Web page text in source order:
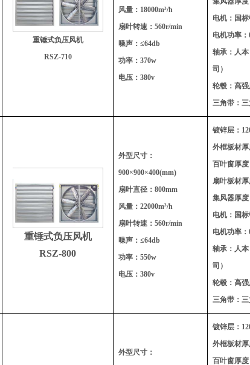
重锤式负压风机
RSZ-710
风量：18000m³/h
扇叶转速：560r/min
噪声：≤64db
功率：370w
电压：380v
电机：国
电机功率
轴承：人
司）
轮毂：高
三角带：
重锤式负压风机
RSZ-800
外型尺寸：
900×900×400(mm)
扇叶直径：800mm
风量：22000m³/h
扇叶转速：560r/min
噪声：≤64db
功率：550w
电压：380v
镀锌层：
外框板材
百叶窗厚度
扇叶板材
集风器厚
电机：国
电机功率
轴承：人
司）
轮毂：高
三角带：
外型尺寸：
镀锌层：
外框板材
百叶窗厚度